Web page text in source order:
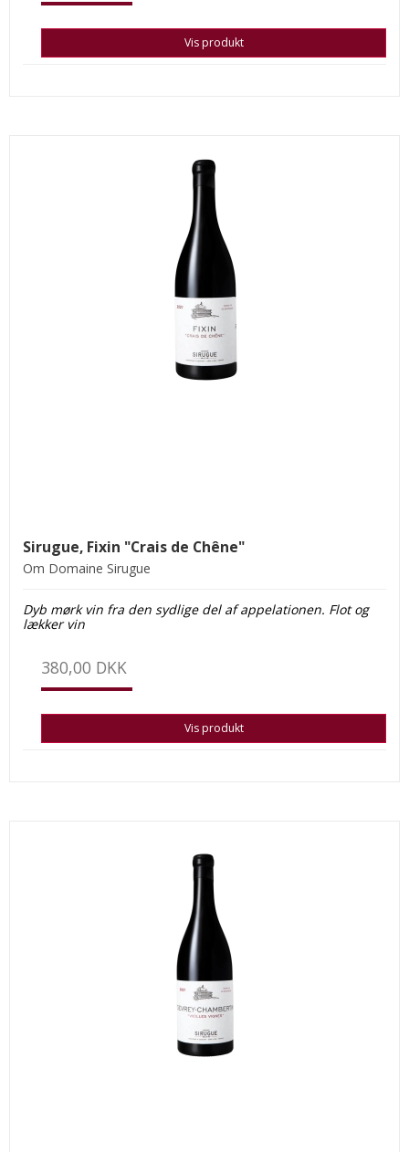
Vis produkt
Sirugue, Fixin "Crais de Chêne"
Om Domaine Sirugue
Dyb mørk vin fra den sydlige del af appelationen. Flot og
lækker vin
380,00 DKK
Vis produkt